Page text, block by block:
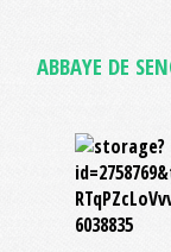
ABBAYE DE